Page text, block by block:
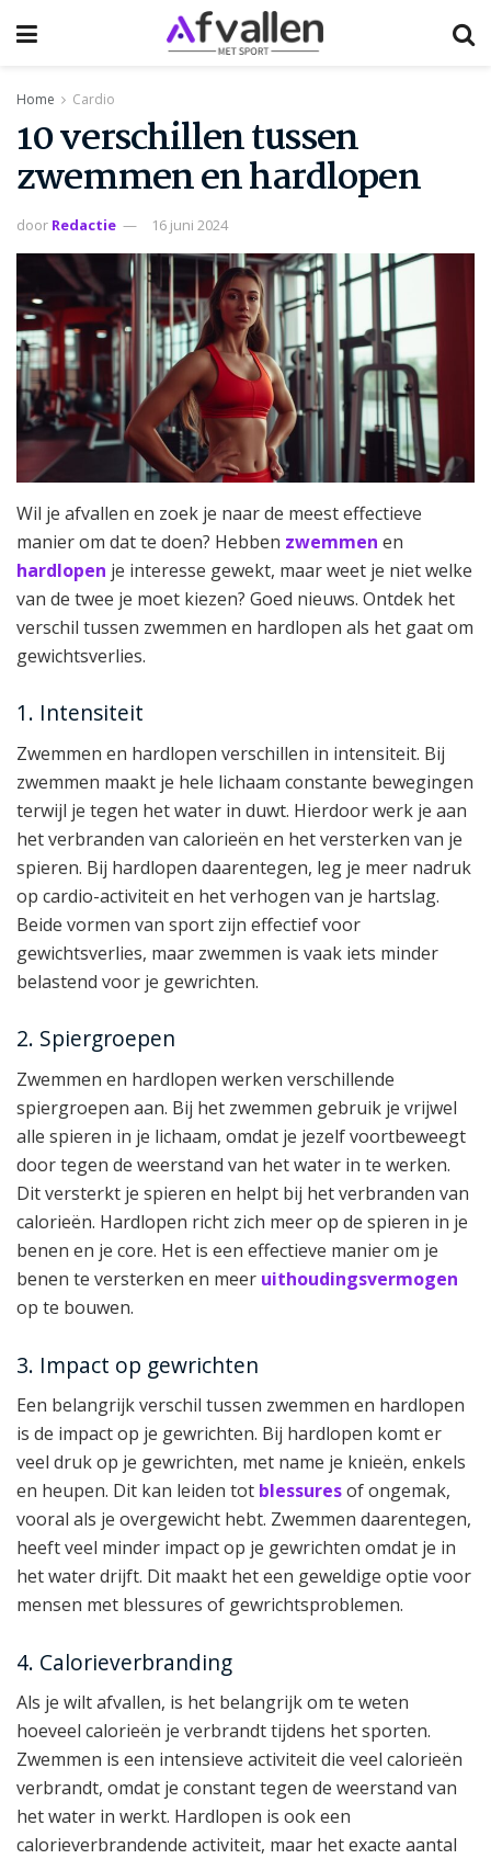
Home Cardio
10 verschillen tussen
zwemmen en hardlopen
door Redactie 16 juni 2024
Wil je afvallen en zoek je naar de meest effectieve
manier om dat te doen? Hebben zwemmen en
hardlopen je interesse gewekt, maar weet je niet welke
van de twee je moet kiezen? Goed nieuws. Ontdek het
verschil tussen zwemmen en hardlopen als het gaat om
gewichtsverlies.
1. Intensiteit
Zwemmen en hardlopen verschillen in intensiteit. Bij
zwemmen maakt je hele lichaam constante bewegingen
terwijl je tegen het water in duwt. Hierdoor werk je aan
het verbranden van calorieën en het versterken van je
spieren. Bij hardlopen daarentegen, leg je meer nadruk
op cardio-activiteit en het verhogen van je hartslag.
Beide vormen van sport zijn effectief voor
gewichtsverlies, maar zwemmen is vaak iets minder
belastend voor je gewrichten.
2. Spiergroepen
Zwemmen en hardlopen werken verschillende
spiergroepen aan. Bij het zwemmen gebruik je vrijwel
alle spieren in je lichaam, omdat je jezelf voortbeweegt
door tegen de weerstand van het water in te werken.
Dit versterkt je spieren en helpt bij het verbranden van
calorieën. Hardlopen richt zich meer op de spieren in je
benen en je core. Het is een effectieve manier om je
benen te versterken en meer uithoudingsvermogen
op te bouwen.
3. Impact op gewrichten
Een belangrijk verschil tussen zwemmen en hardlopen
is de impact op je gewrichten. Bij hardlopen komt er
veel druk op je gewrichten, met name je knieën, enkels
en heupen. Dit kan leiden tot blessuresof ongemak,
vooral als je overgewicht hebt. Zwemmen daarentegen,
heeft veel minder impact op je gewrichten omdat je in
het water drijft. Dit maakt het een geweldige optie voor
mensen met blessures of gewrichtsproblemen.
4. Calorieverbranding
Als je wilt afvallen, is het belangrijk om te weten
hoeveel calorieën je verbrandt tijdens het sporten.
Zwemmen is een intensieve activiteit die veel calorieën
verbrandt, omdat je constant tegen de weerstand van
het water in werkt. Hardlopen is ook een
calorieverbrandende activiteit, maar het exacte aantal